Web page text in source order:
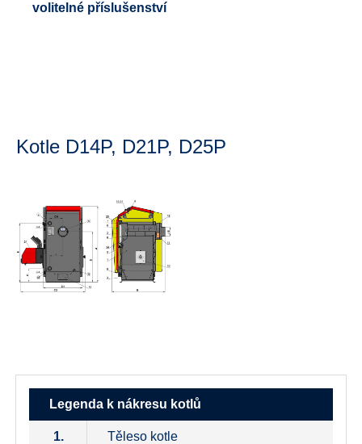
volitelné příslušenství
Kotle D14P, D21P, D25P
Legenda k nákresu kotlů
1. Těleso kotle